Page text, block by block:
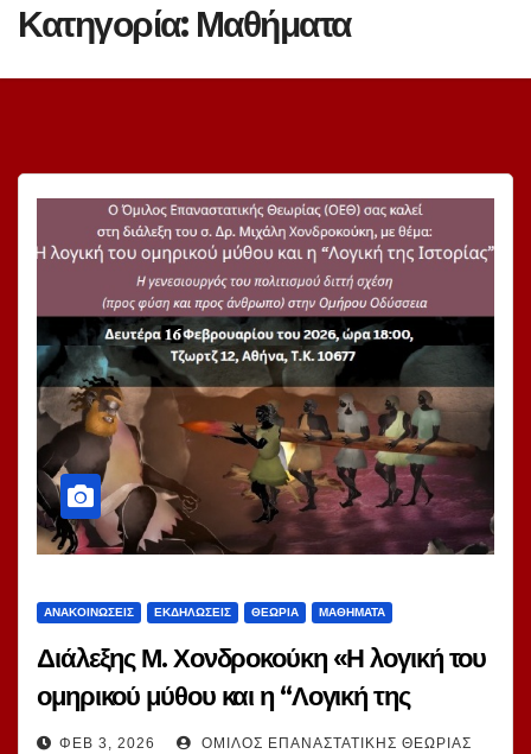
Κατηγορία: Μαθήματα
ΑΝΑΚΟΙΝΏΣΕΙΣ ΕΚΔΗΛΏΣΕΙΣ ΘΕΩΡΊΑ ΜΑΘΉΜΑΤΑ
Διάλεξης Μ. Χονδροκούκη «Η λογική του
ομηρικού μύθου και η “Λογική της
Ιστορίας”» 2026.2.9
ΦΕΒ 3, 2026 ΌΜΙΛΟΣ ΕΠΑΝΑΣΤΑΤΙΚΉΣ ΘΕΩΡΊΑΣ